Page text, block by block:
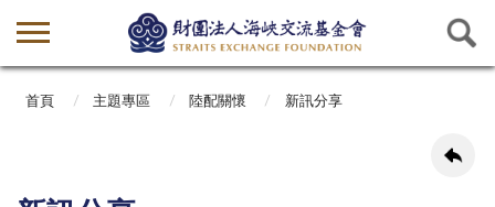
首頁 主題專區 陸配關懷 新訊分享